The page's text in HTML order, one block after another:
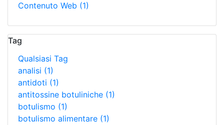
Contenuto Web (1)
Tag
Qualsiasi Tag
analisi (1)
antidoti (1)
antitossine botuliniche (1)
botulismo (1)
botulismo alimentare (1)